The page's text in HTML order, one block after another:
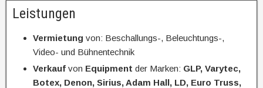
Leistungen
Vermietung von: Beschallungs-, Beleuchtungs-,
Video- und Bühnentechnik
Verkauf von Equipment der Marken: GLP, Varytec,
Botex, Denon, Sirius, Adam Hall, LD, Euro Truss,